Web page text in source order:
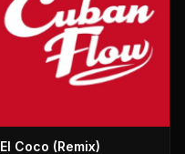
El Coco (Remix)